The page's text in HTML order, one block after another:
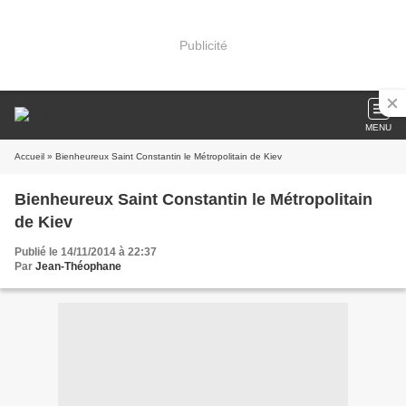
Publicité
MENU
Accueil » Bienheureux Saint Constantin le Métropolitain de Kiev
Bienheureux Saint Constantin le Métropolitain
de Kiev
Publié le 14/11/2014 à 22:37
Par Jean-Théophane